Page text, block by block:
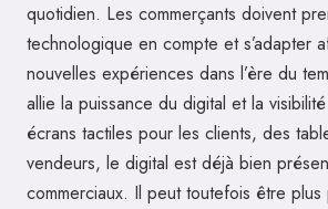
quotidien. Les commerçants doivent
technologique en compte et s’adapter
nouvelles expériences dans l’ère du
allie la puissance du digital et la
écrans tactiles pour les clients, des
vendeurs, le digital est déjà bien
commerciaux. Il peut toutefois être